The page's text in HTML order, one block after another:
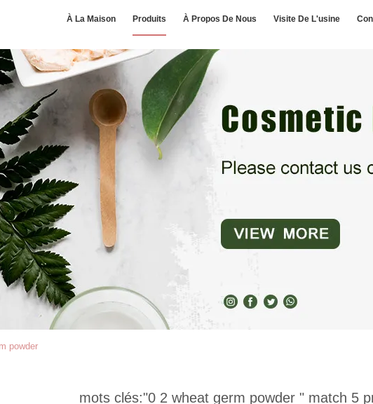
À La Maison Produits À Propos De Nous Visite De L'usine
powder
mots clés:"0 2 wheat germ powder " match 5